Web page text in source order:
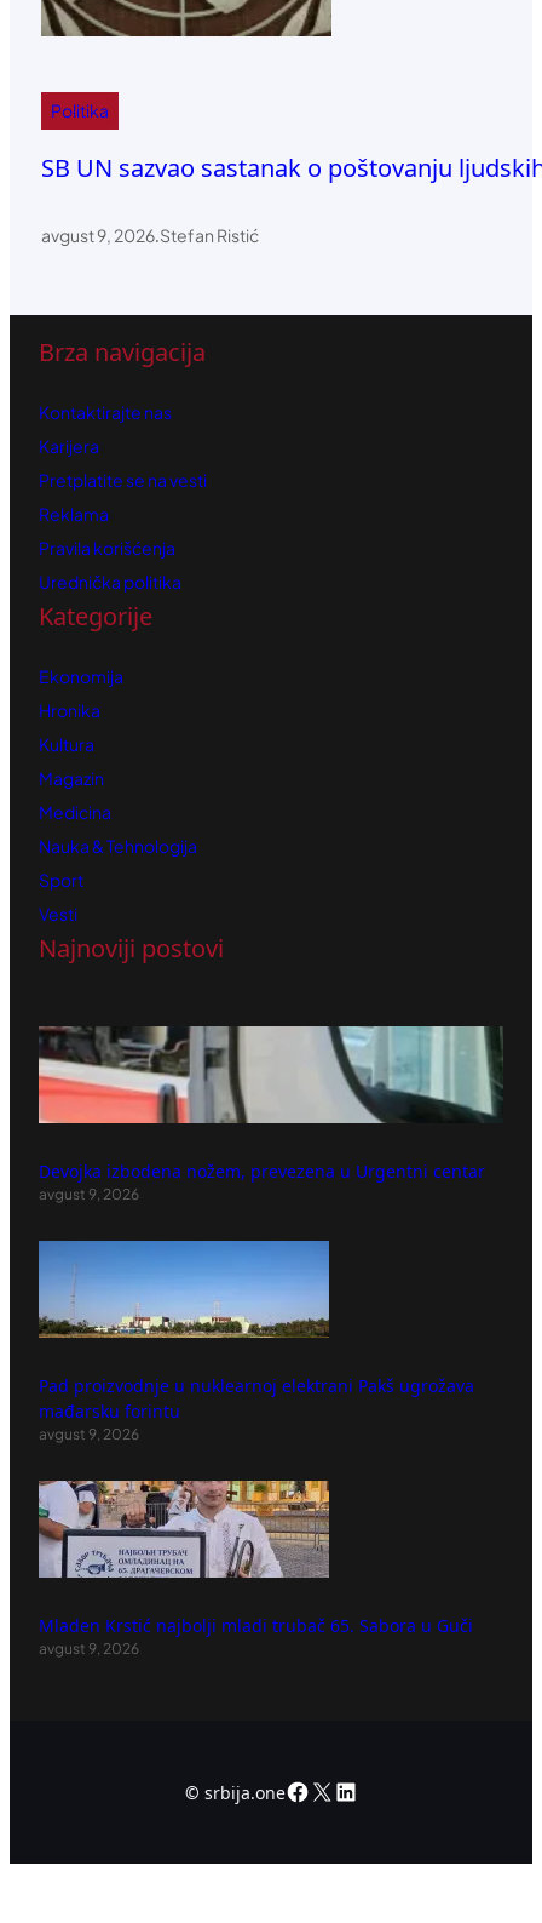
Politika
SB UN sazvao sastanak o poštovanju
avgust 9, 2026.Stefan Ristić
Brza navigacija
Kontaktirajte nas
Karijera
Pretplatite se na vesti
Reklama
Pravila korišćenja
Urednička politika
Kategorije
Ekonomija
Hronika
Kultura
Magazin
Medicina
Nauka & Tehnologija
Sport
Vesti
Najnoviji postovi
Devojka izbodena nožem, prevezena u Urgentni centar
avgust 9, 2026
Pad proizvodnje u nuklearnoj elektrani Pakš ugrožava
mađarsku forintu
avgust 9, 2026
Mladen Krstić najbolji mladi trubač 65. Sabora u Guči
avgust 9, 2026
© srbija.oneFacebook
X LinkedIn